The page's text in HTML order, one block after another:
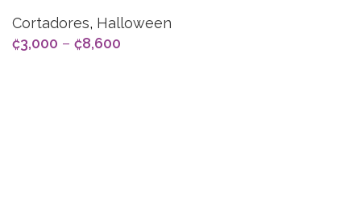
Cortadores, Halloween
₡3,000 – ₡8,600